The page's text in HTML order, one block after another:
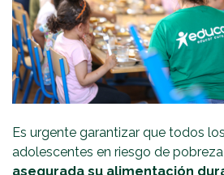
Es urgente garantizar que todos
adolescentes en riesgo de
asegurada su alimentación